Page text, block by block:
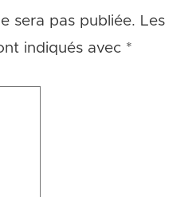
sera pas publiée. Les
indiqués avec *